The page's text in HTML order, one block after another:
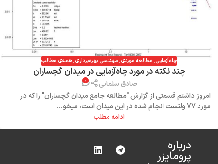
چاه‌آزمایی,مطالعه موردی,مهندسی بهره‌برداری,همه‌ی مطالب
چند نکته در مورد چاه‌آزمایی در میدان گچساران
صادق سلمانی ۰
امروز داشتم قسمتی از گزارش "مطالعه جامع میدان گچساران" را که در
مورد 77 ولتست انجام شده در این میدان است، میخو...
ادامه مطلب
درباره‌
پرومایزر